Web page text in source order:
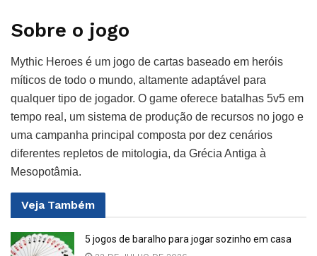
Sobre o jogo
Mythic Heroes é um jogo de cartas baseado em heróis
míticos de todo o mundo, altamente adaptável para
qualquer tipo de jogador. O game oferece batalhas 5v5 em
tempo real, um sistema de produção de recursos no jogo e
uma campanha principal composta por dez cenários
diferentes repletos de mitologia, da Grécia Antiga à
Mesopotâmia.
Veja Também
5 jogos de baralho para jogar sozinho em casa